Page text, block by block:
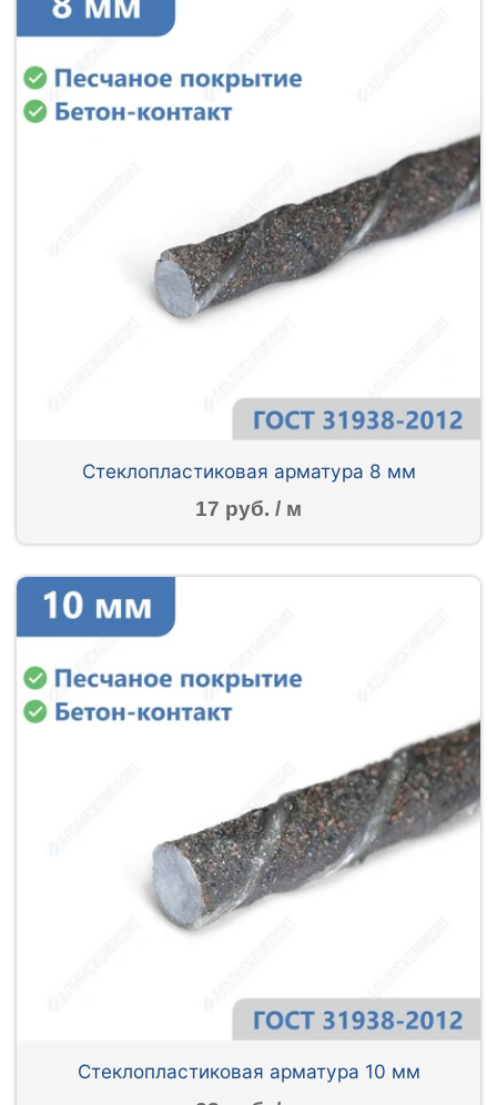
Стеклопластиковая арматура 8 мм
17 руб. / м
Стеклопластиковая арматура 10 мм